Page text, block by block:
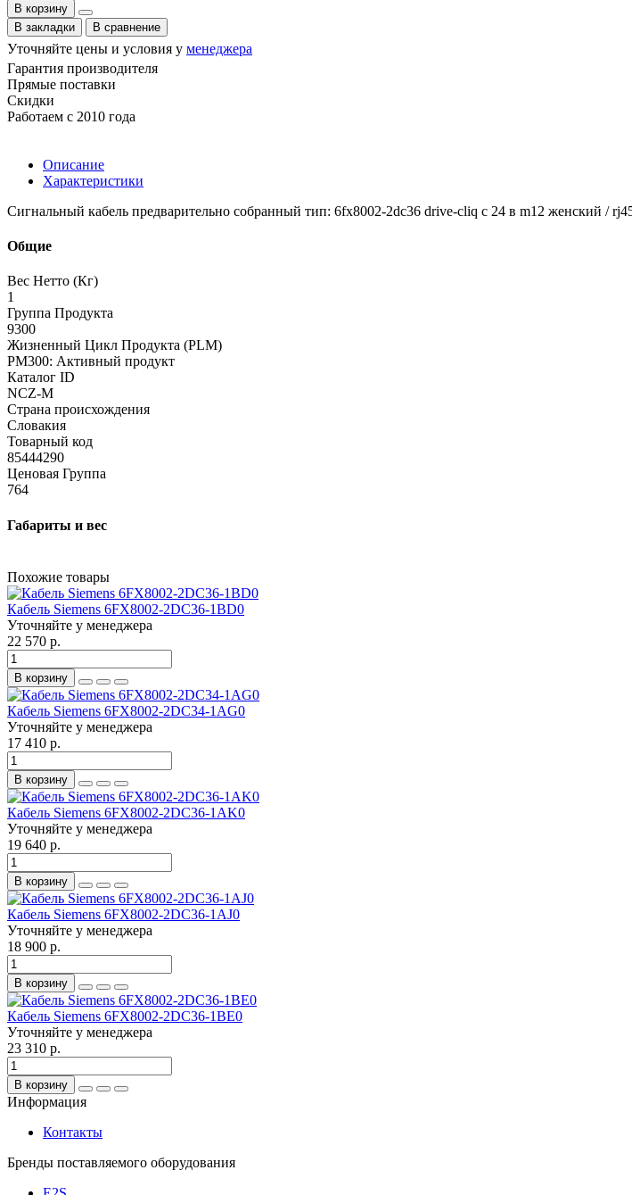
В корзину
В закладки
В сравнение
Уточняйте цены и условия у менеджера
Гарантия производителя
Прямые поставки
Скидки
Работаем с 2010 года
Описание
Характеристики
Сигнальный кабель предварительно собранный тип: 6fx8002-2dc36 drive-cliq с 24 в m12 женский /
Общие
Вес Нетто (Кг)
1
Группа Продукта
9300
Жизненный Цикл Продукта (PLM)
PM300: Активный продукт
Каталог ID
NCZ-M
Страна происхождения
Словакия
Товарный код
85444290
Ценовая Группа
764
Габариты и вес
Похожие товары
Кабель Siemens 6FX8002-2DC36-1BD0
Уточняйте у менеджера
22 570 р.
В корзину
Кабель Siemens 6FX8002-2DC34-1AG0
Уточняйте у менеджера
17 410 р.
В корзину
Кабель Siemens 6FX8002-2DC36-1AK0
Уточняйте у менеджера
19 640 р.
В корзину
Кабель Siemens 6FX8002-2DC36-1AJ0
Уточняйте у менеджера
18 900 р.
В корзину
Кабель Siemens 6FX8002-2DC36-1BE0
Уточняйте у менеджера
23 310 р.
В корзину
Информация
Контакты
Бренды поставляемого оборудования